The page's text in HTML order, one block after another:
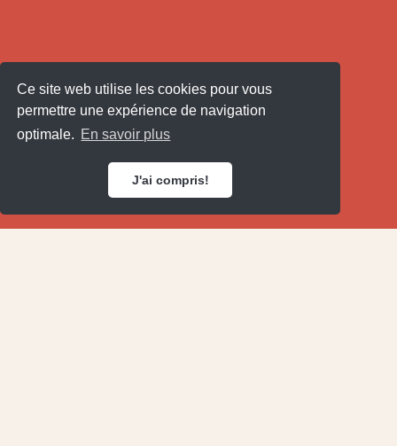
Ce site web utilise les cookies pour vous
permettre une expérience de navigation
optimale. En savoir plus
J'ai compris!